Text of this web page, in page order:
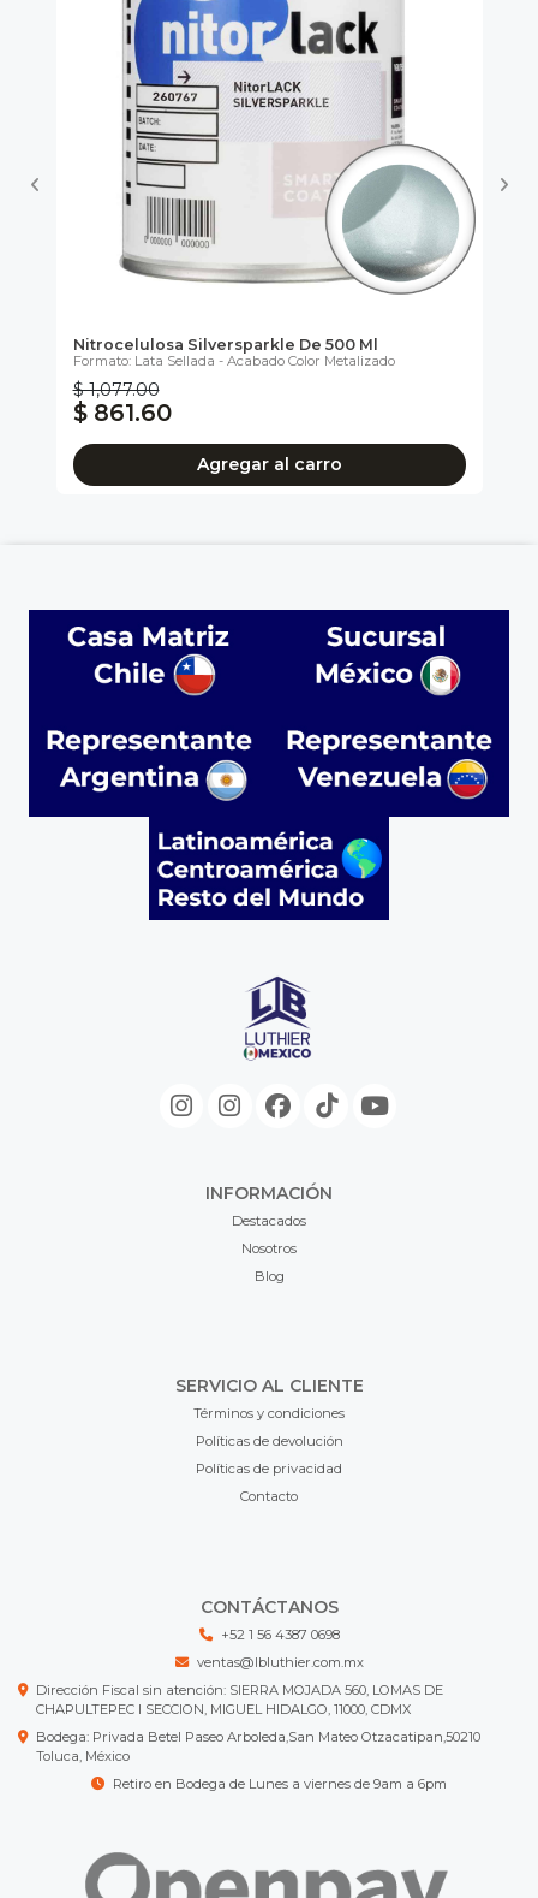
Nitrocelulosa Silversparkle De 500 Ml
Formato: Lata Sellada - Acabado Color Metalizado
$ 1,077.00
$ 861.60
Agregar al carro
INFORMACIÓN
Destacados
Nosotros
Blog
SERVICIO AL CLIENTE
Términos y condiciones
Políticas de devolución
Políticas de privacidad
Contacto
CONTÁCTANOS
+52 1 56 4387 0698
ventas@lbluthier.com.mx
Dirección Fiscal sin atención: SIERRA MOJADA 560, LOMAS DE
CHAPULTEPEC I SECCION, MIGUEL HIDALGO, 11000, CDMX
Bodega: Privada Betel Paseo Arboleda,San Mateo Otzacatipan,50210
Toluca, México
Retiro en Bodega de Lunes a viernes de 9am a 6pm